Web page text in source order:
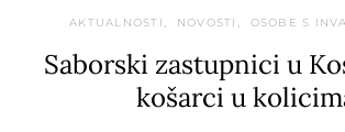
AKTUALNOSTI NOVOSTI OSOBE S
Saborski zastupnici u
košarci u